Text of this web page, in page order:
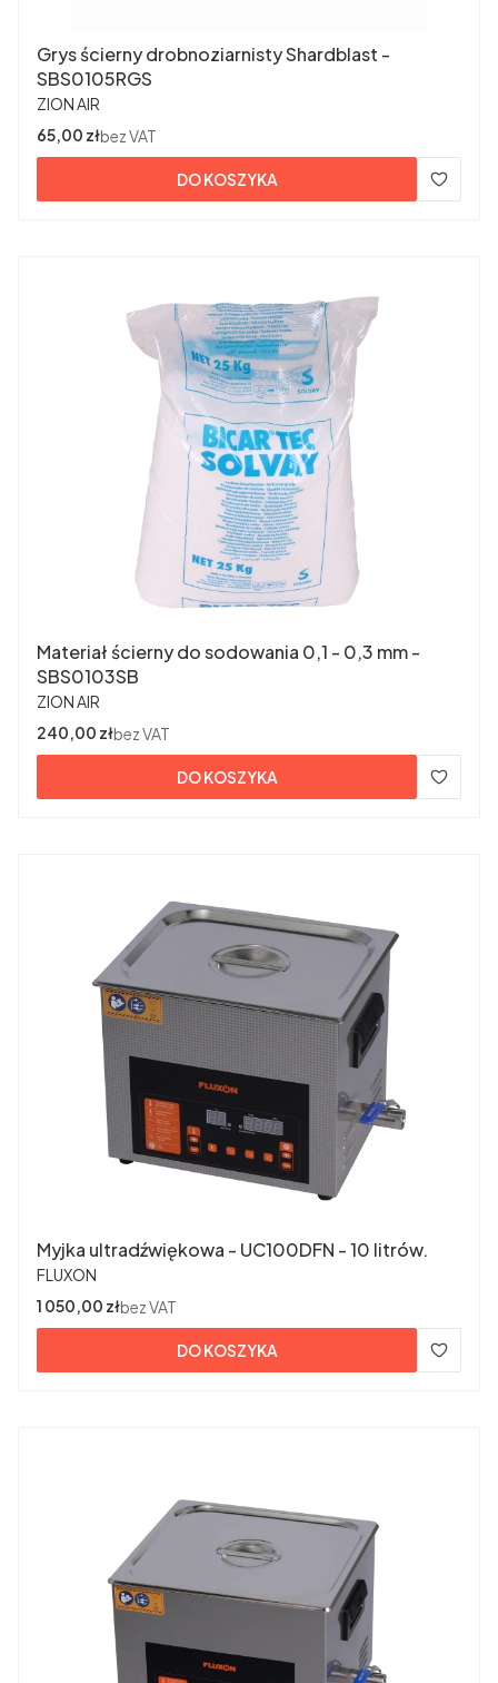
Grys ścierny drobnoziarnisty Shardblast -
SBS0105RGS
PRODUCENT
ZION AIR
Cena
65,00 złbez VAT
DO KOSZYKA
Materiał ścierny do sodowania 0,1 - 0,3 mm -
SBS0103SB
PRODUCENT
ZION AIR
Cena
240,00 złbez VAT
DO KOSZYKA
Myjka ultradźwiękowa - UC100DFN - 10 litrów.
PRODUCENT
FLUXON
Cena
1 050,00 złbez VAT
DO KOSZYKA